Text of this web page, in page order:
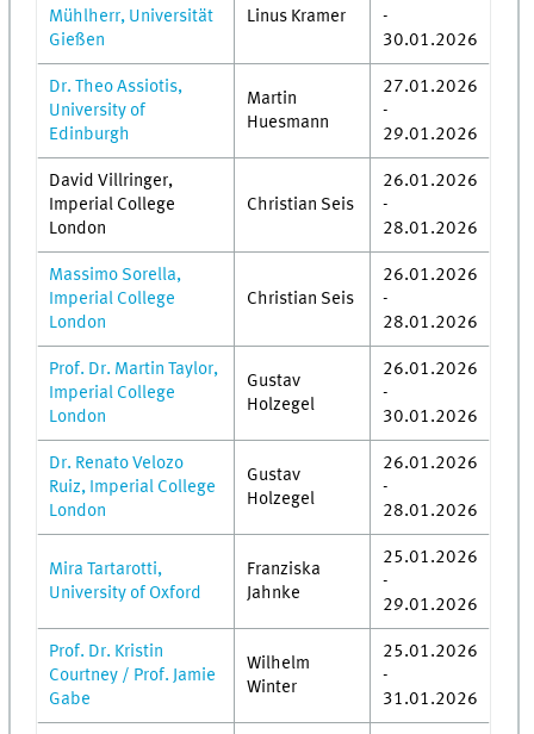
Mühlherr, Universität
Gießen
Linus Kramer
-
30.01.2026
Dr. Theo Assiotis,
University of
Edinburgh
Martin
Huesmann
27.01.2026
-
29.01.2026
David Villringer,
Imperial College
London
Christian Seis
26.01.2026
-
28.01.2026
Massimo Sorella,
Imperial College
London
Christian Seis
26.01.2026
-
28.01.2026
Prof. Dr. Martin Taylor,
Imperial College
London
Gustav
Holzegel
26.01.2026
-
30.01.2026
Dr. Renato Velozo
Ruiz, Imperial College
London
Gustav
Holzegel
26.01.2026
-
28.01.2026
Mira Tartarotti,
University of Oxford
Franziska
Jahnke
25.01.2026
-
29.01.2026
Prof. Dr. Kristin
Courtney / Prof. Jamie
Gabe
Wilhelm
Winter
25.01.2026
-
31.01.2026